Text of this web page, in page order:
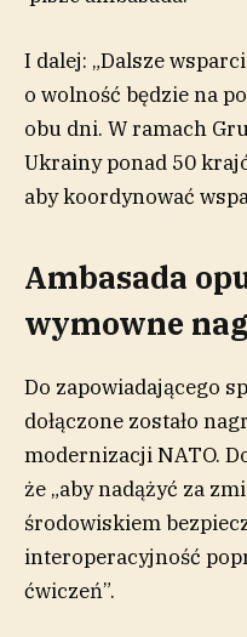
I dalej: „Dalsze
o wolność będzie na
obu dni. W ramach
Ukrainy ponad 50
aby koordynować
Ambasada
wymowne
Do zapowiadającego
dołączone zostało
modernizacji NATO.
że „aby nadążyć za
środowiskiem
interoperacyjność
ćwiczeń”.